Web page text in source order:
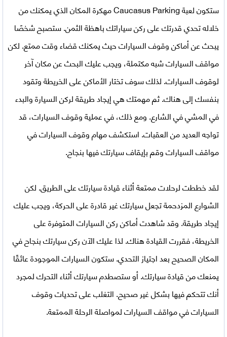
ستكونلعبة Caucasus Parking مهكرة
المكان الذي يمكنك من
خلاله تحدي قدرتك على ركن سياراتك باهظة الثمن. ستصبح شخصًا
يبحث عن أماكن وقوف السيارات حيث يمكنك قضاء وقت ممتع. لكن
مواقف السيارات شبه مكتملة، ويجب عليك البحث عن مكان آخر
لوقوف السيارات. لذلك سوف تختار الأماكن على الخريطة وتقود
بنفسك إلى هناك. ثم مهمتك هي إيجاد طريقة لركن السيارة والبدء
في المشي في الشارع. ومع ذلك، في عملية وقوف السيارات، قد
تواجه العديد من العقبات. استكشف مهام وقوف السيارات في
مواقف السيارات وقم بإيقاف سيارتك فيها بنجاح.
لقد خططت لرحلات ممتعة أثناء قيادة سيارتك على الطريق. لكن
الشوارع المزدحمة تجعل سيارتك غير قادرة على الحركة، ويجب عليك
إيجاد طريقة. وقد شاهدت أماكن ركن السيارات المتوفرة على
الخريطة، فقررت القيادة هناك. لذا عليك الآن ركن سيارتك بنجاح في
المكان الصحيح بعد اجتياز التحدي. ستكون السيارات الموجودة عائقًا
يمنعك من قيادة سيارتك. أو ستصطدم سيارتك أثناء التحرك لمجرد
أنك تتحكم فيها بشكل غير صحيح. التغلب على تحديات وقوف
السيارات في مواقف السيارات لمواصلة الرحلة الممتعة.